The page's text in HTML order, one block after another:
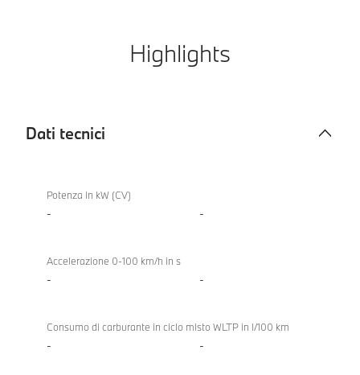
Highlights
Dati tecnici
tecnici
840d
xDrive
Potenza in kW (CV)
- -
Accelerazione 0-100 km/h in s
- -
Consumo di carburante in ciclo misto WLTP in l/100 km
- -